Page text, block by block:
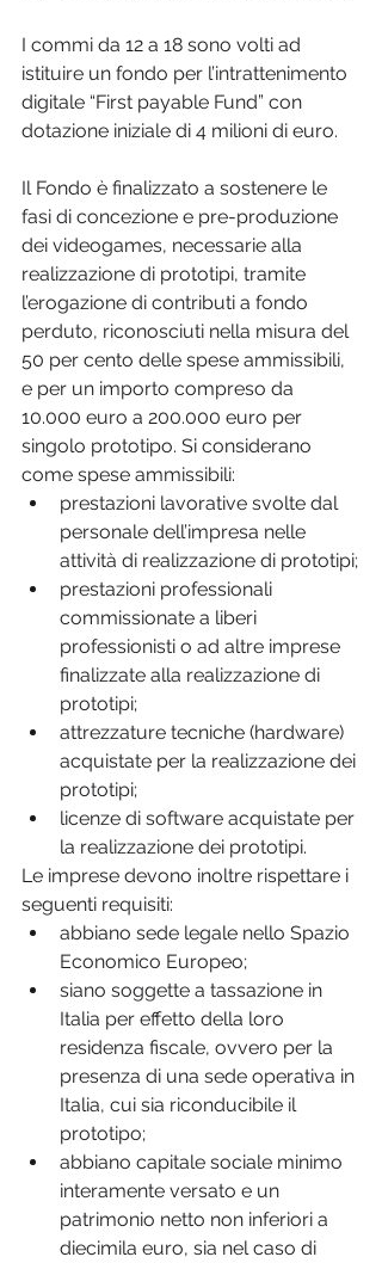
I commi da 12 a 18 sono volti ad
istituire un fondo per l’intrattenimento
digitale “First payable Fund” con
dotazione iniziale di 4 milioni di euro.
Il Fondo è finalizzato a sostenere le
fasi di concezione e pre-produzione
dei videogames, necessarie alla
realizzazione di prototipi, tramite
l’erogazione di contributi a fondo
perduto, riconosciuti nella misura del
50 per cento delle spese ammissibili,
e per un importo compreso da
10.000 euro a 200.000 euro per
singolo prototipo. Si considerano
come spese ammissibili:
prestazioni lavorative svolte dal
personale dell’impresa nelle
attività di realizzazione di prototipi;
prestazioni professionali
commissionate a liberi
professionisti o ad altre imprese
finalizzate alla realizzazione di
prototipi;
attrezzature tecniche (hardware)
acquistate per la realizzazione dei
prototipi;
licenze di software acquistate per
la realizzazione dei prototipi.
Le imprese devono inoltre rispettare i
seguenti requisiti:
abbiano sede legale nello Spazio
Economico Europeo;
siano soggette a tassazione in
Italia per effetto della loro
residenza fiscale, ovvero per la
presenza di una sede operativa in
Italia, cui sia riconducibile il
prototipo;
abbiano capitale sociale minimo
interamente versato e un
patrimonio netto non inferiori a
diecimila euro, sia nel caso di